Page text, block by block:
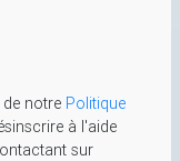
notre Politique
à l'aide
sur